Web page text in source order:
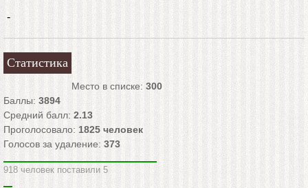
-
Статистика
Место в списке: 300
Баллы: 3894
Средний балл: 2.13
Проголосовало: 1825 человек
Голосов за удаление: 373
918 человек поставили 5